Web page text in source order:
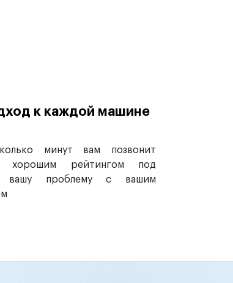
к каждой машине
минут вам позвонит
хорошим рейтингом под
вашу проблему с вашим